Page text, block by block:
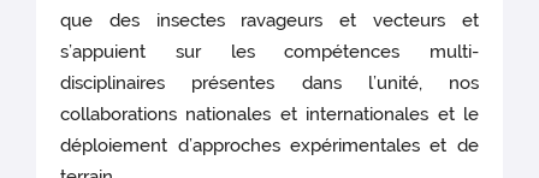
que des insectes ravageurs et vecteurs et
s’appuient sur les compétences multi-
disciplinaires présentes dans l’unité, nos
collaborations nationales et internationales et le
déploiement d’approches expérimentales et de